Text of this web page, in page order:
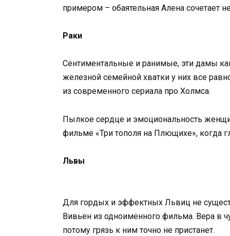
примером – обаятельная Алена сочетает
Раки
Сентиментальные и ранимые, эти дамы
железной семейной хватки у них все
из современного сериала про Холмса.
Пылкое сердце и эмоциональность
фильме «Три тополя на Плющихе», когда
Львы
Для гордых и эффектных Львиц не
Вивьен из одноименного фильма. Вера в
потому грязь к ним точно не пристанет.